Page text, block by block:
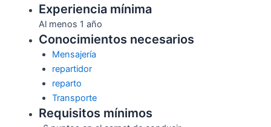
Experiencia mínima
Al menos 1 año
Conocimientos necesarios
Mensajería
repartidor
reparto
Transporte
Requisitos mínimos